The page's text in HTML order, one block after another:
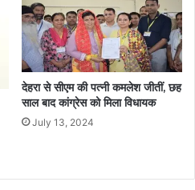
देहरा से सीएम की पत्नी कमलेश जीतीं, छह
साल बाद कांग्रेस को मिला विधायक
July 13, 2024